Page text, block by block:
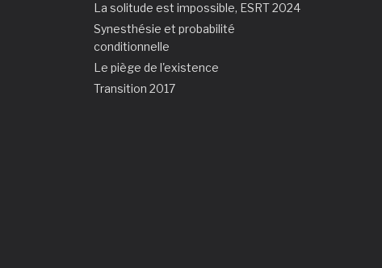
La solitude est impossible, ESRT 2024
Synesthésie et probabilité
conditionnelle
Le piège de l'existence
Transition 2017